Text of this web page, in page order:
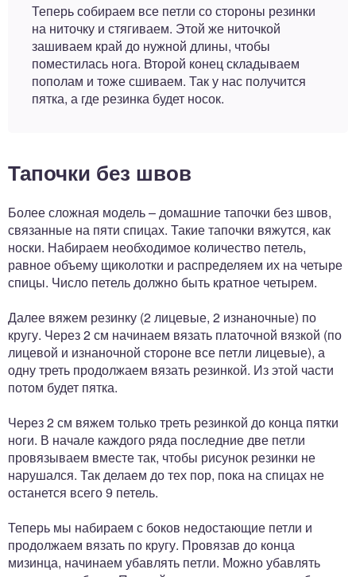
Теперь собираем все петли со стороны резинки
на ниточку и стягиваем. Этой же ниточкой
зашиваем край до нужной длины, чтобы
поместилась нога. Второй конец складываем
пополам и тоже сшиваем. Так у нас получится
пятка, а где резинка будет носок.
Тапочки без швов
Более сложная модель – домашние тапочки без швов,
связанные на пяти спицах. Такие тапочки вяжутся, как
носки. Набираем необходимое количество петель,
равное объему щиколотки и распределяем их на четыре
спицы. Число петель должно быть кратное четырем.
Далее вяжем резинку (2 лицевые, 2 изнаночные) по
кругу. Через 2 см начинаем вязать платочной вязкой (по
лицевой и изнаночной стороне все петли лицевые), а
одну треть продолжаем вязать резинкой. Из этой части
потом будет пятка.
Через 2 см вяжем только треть резинкой до конца пятки
ноги. В начале каждого ряда последние две петли
провязываем вместе так, чтобы рисунок резинки не
нарушался. Так делаем до тех пор, пока на спицах не
останется всего 9 петель.
Теперь мы набираем с боков недостающие петли и
продолжаем вязать по кругу. Провязав до конца
мизинца, начинаем убавлять петли. Можно убавлять